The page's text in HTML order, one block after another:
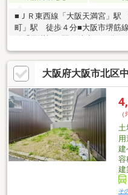
■ＪＲ東西線「大阪天満宮」駅
町」駅 徒歩４分■大阪市堺筋
条件付き土地ではございませ
です）■東側公道幅員６．０ｍ
大阪府大阪市北区
土
建
容
建
そ